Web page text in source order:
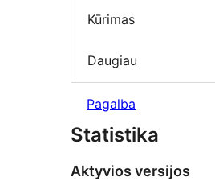
Kūrimas
Daugiau
Pagalba
Statistika
Aktyvios versijos